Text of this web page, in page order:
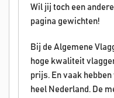
Wil jij toch een
pagina gewichten!
Bij de Algemene
hoge kwaliteit
prijs. En vaak
heel Nederland. De